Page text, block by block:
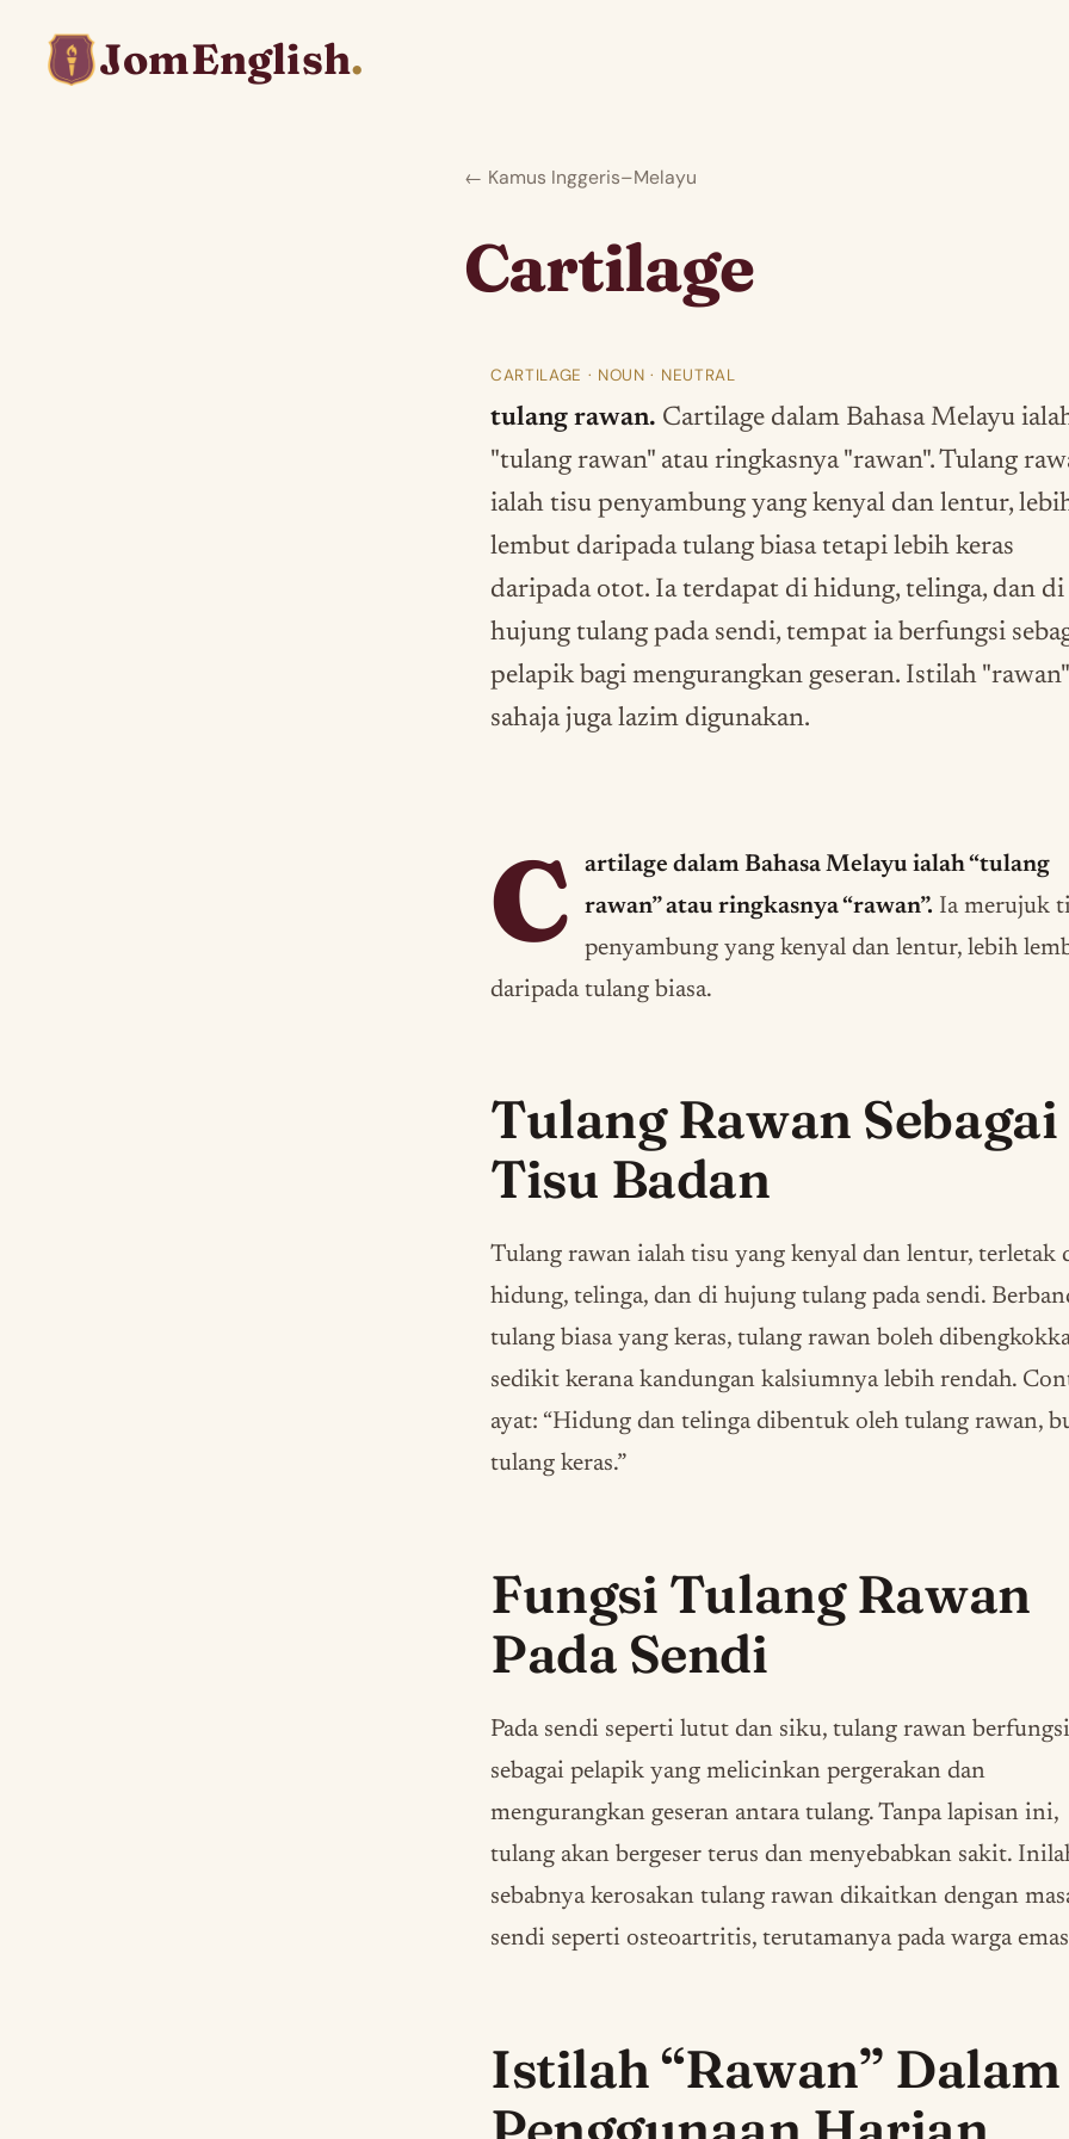
JomEnglish.
← Kamus Inggeris–Melayu
Cartilage
CARTILAGE · NOUN · NEUTRAL
tulang rawan. Cartilage dalam Bahasa Melayu
"tulang rawan" atau ringkasnya "rawan". Tulang
ialah tisu penyambung yang kenyal dan lentur,
lembut daripada tulang biasa tetapi lebih keras
daripada otot. Ia terdapat di hidung, telinga, dan di
hujung tulang pada sendi, tempat ia berfungsi
pelapik bagi mengurangkan geseran. Istilah "rawan"
sahaja juga lazim digunakan.
C
artilage dalam Bahasa Melayu ialah “tulang
rawan” atau ringkasnya “rawan”. Ia merujuk
penyambung yang kenyal dan lentur, lebih
daripada tulang biasa.
Tulang Rawan Sebagai
Tisu Badan
Tulang rawan ialah tisu yang kenyal dan lentur, terletak
hidung, telinga, dan di hujung tulang pada sendi.
tulang biasa yang keras, tulang rawan boleh
sedikit kerana kandungan kalsiumnya lebih rendah.
ayat: “Hidung dan telinga dibentuk oleh tulang rawan,
tulang keras.”
Fungsi Tulang Rawan
Pada Sendi
Pada sendi seperti lutut dan siku, tulang rawan berfungsi
sebagai pelapik yang melicinkan pergerakan dan
mengurangkan geseran antara tulang. Tanpa lapisan ini,
tulang akan bergeser terus dan menyebabkan sakit.
sebabnya kerosakan tulang rawan dikaitkan dengan
sendi seperti osteoartritis, terutamanya pada warga
Istilah “Rawan” Dalam